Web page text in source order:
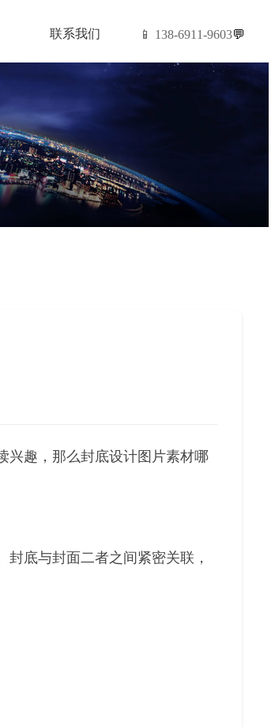
联系我们 📱 138-6911-9603💬
兴趣，那么封底设计图片素材哪
底与封面二者之间紧密关联，